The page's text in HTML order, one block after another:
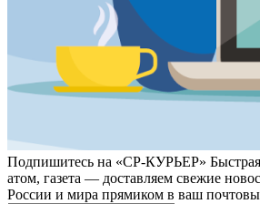
Подпишитесь на «СР-КУРЬЕР»
атом, газета — доставляем свежие
России и мира прямиком в ваш